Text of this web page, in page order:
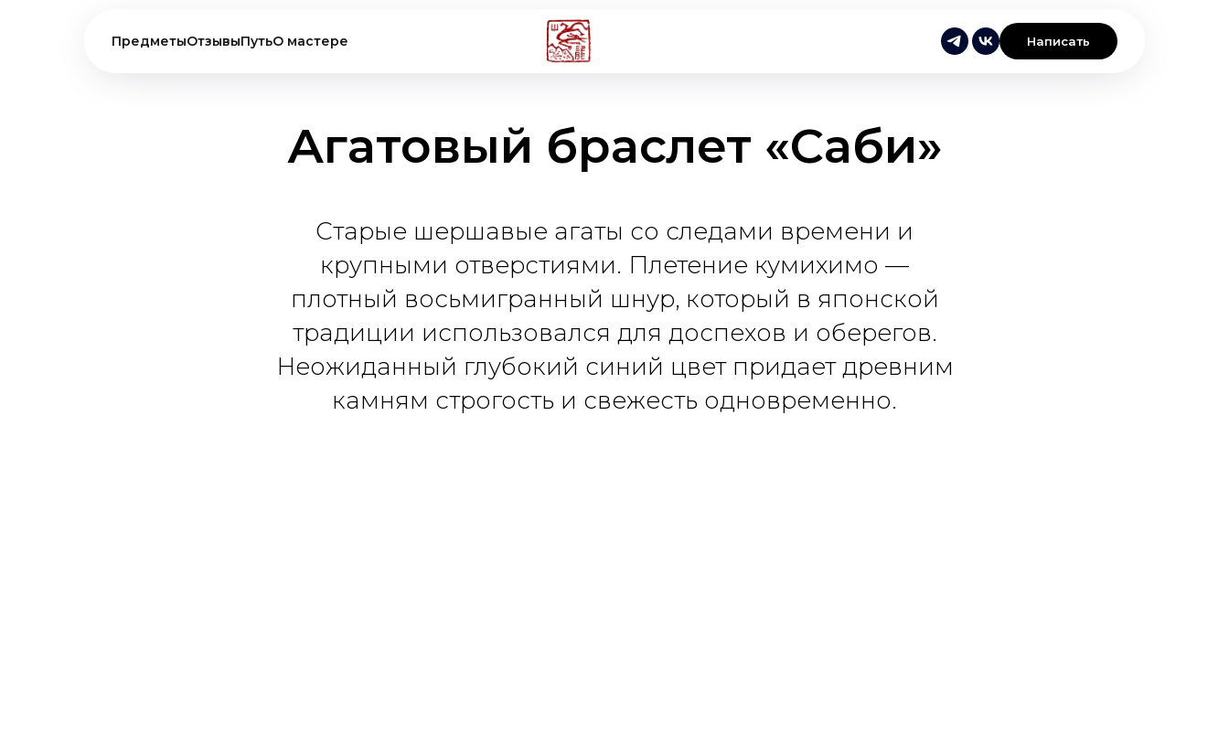
ПредметыОтзывыПутьО мастере Написать
Агатовый браслет «Саби»
Старые шершавые агаты со следами времени и
крупными отверстиями. Плетение кумихимо —
плотный восьмигранный шнур, который в японской
традиции использовался для доспехов и оберегов.
Неожиданный глубокий синий цвет придает древним
камням строгость и свежесть одновременно.